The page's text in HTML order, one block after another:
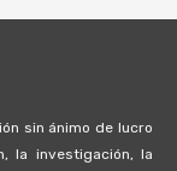
sin ánimo de lucro
la investigación, la